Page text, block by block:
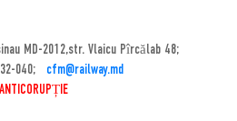
MD-2012,str. Vlaicu Pîrcălab 48;
040;
cfm@railway.md
ANTICORUPȚIE